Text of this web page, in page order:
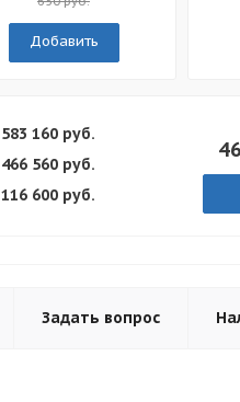
Добавить
583 160 руб.
466 560 руб.
116 600 руб.
Задать вопрос